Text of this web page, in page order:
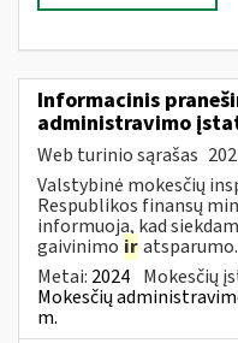
Informacinis
administravimo
Web turinio sąrašas
Valstybinė mokesčių
Respublikos finansų
informuoja, kad
gaivinimo ir
Metai: 2024 Mokesčių
Mokesčių
m.